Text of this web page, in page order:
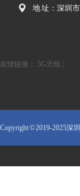
地 址：深圳
友情链接： 5G天线
Copyright © 2019-2025深